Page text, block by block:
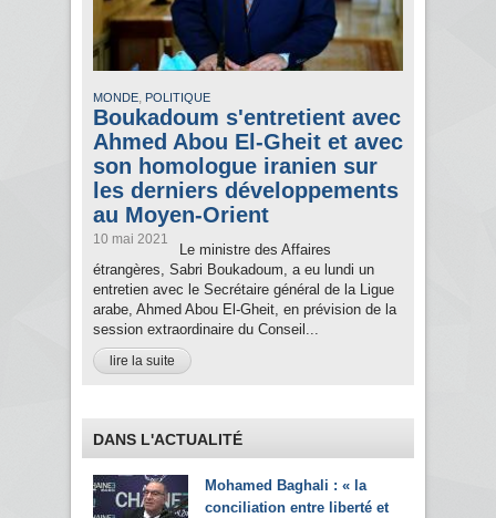
MONDE, POLITIQUE
Boukadoum s'entretient avec
Ahmed Abou El-Gheit et avec
son homologue iranien sur
les derniers développements
au Moyen-Orient
10 mai 2021
Le ministre des Affaires
étrangères, Sabri Boukadoum, a eu lundi un
entretien avec le Secrétaire général de la Ligue
arabe, Ahmed Abou El-Gheit, en prévision de la
session extraordinaire du Conseil...
lire la suite
DANS L'ACTUALITÉ
Mohamed Baghali : « la
conciliation entre liberté et